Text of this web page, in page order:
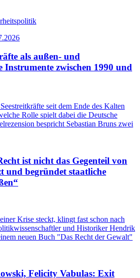
als außen- und
Instrumente zwischen 1990 und
seit dem Ende des Kalten
Rolle spielt dabei die Deutsche
bespricht Sebastian Bruns zwei
ist nicht das Gegenteil von
und begründet staatliche
Krise steckt, klingt fast schon nach
und Historiker Hendrik
neuen Buch "Das Recht der Gewalt"
Felicity Vabulas: Exit